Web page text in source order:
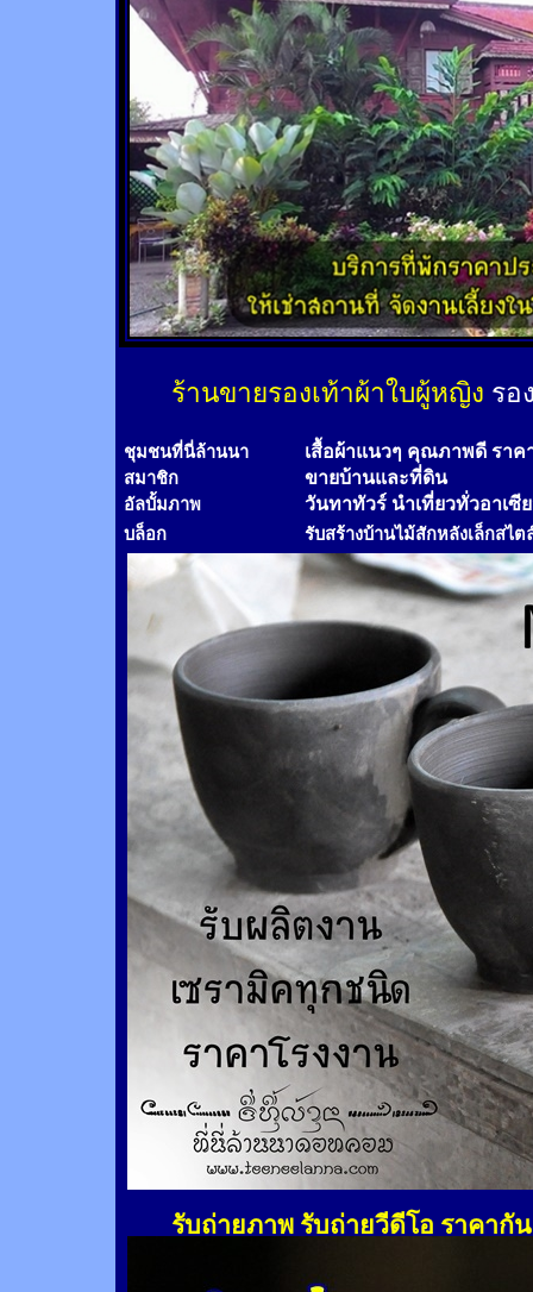
ร้านขายรองเท้าผ้าใบผู้หญิง รอ
ชุมชนที่นี่ล้านนา เสื้อผ้าแนวๆ คุณภาพดี ราค
สมาชิก ขายบ้านและที่ดิน
อัลบั้มภาพ วันทาทัวร์ นำเที่ยวทั่วอาเซี
บล็อก รับสร้างบ้านไม้สักหลังเล็กสไต
รับถ่ายภาพ รับถ่ายวีดีโอ ราคากั